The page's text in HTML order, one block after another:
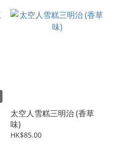
太空人雪糕三明治 (香草
味)
HK$85.00